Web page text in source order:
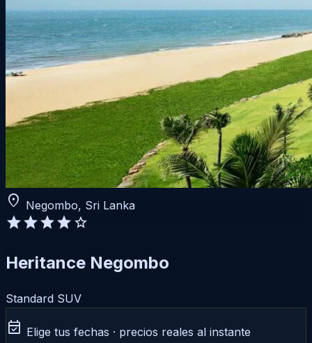
location_on Negombo, Sri Lanka
starstarstarstarstar
Heritance Negombo
Standard SUV
event_available Elige tus fechas · precios reales al instante